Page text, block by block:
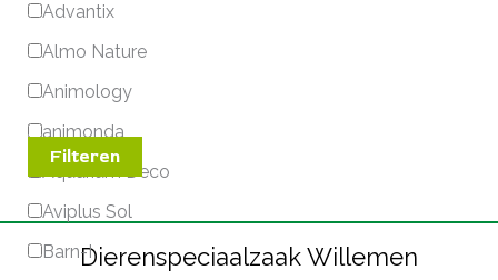
Advantix
Almo Nature
Animology
animonda
Aquarium Deco
Aviplus Sol
Barn-I
Filteren
Dierenspeciaalzaak Willemen